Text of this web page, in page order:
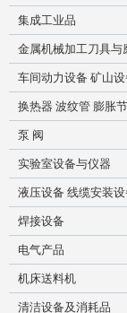
集成工业品
金属机械加工刀具与
车间动力设备 矿山设
换热器 波纹管 膨胀节
泵 阀
实验室设备与仪器
液压设备 线缆安装设
焊接设备
电气产品
机床送料机
清洁设备及消耗品